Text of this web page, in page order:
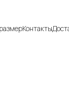
Контакты